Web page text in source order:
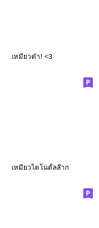
เหมียวดำ! <3
เหมียวไดโน่ตั้ลล๊าก